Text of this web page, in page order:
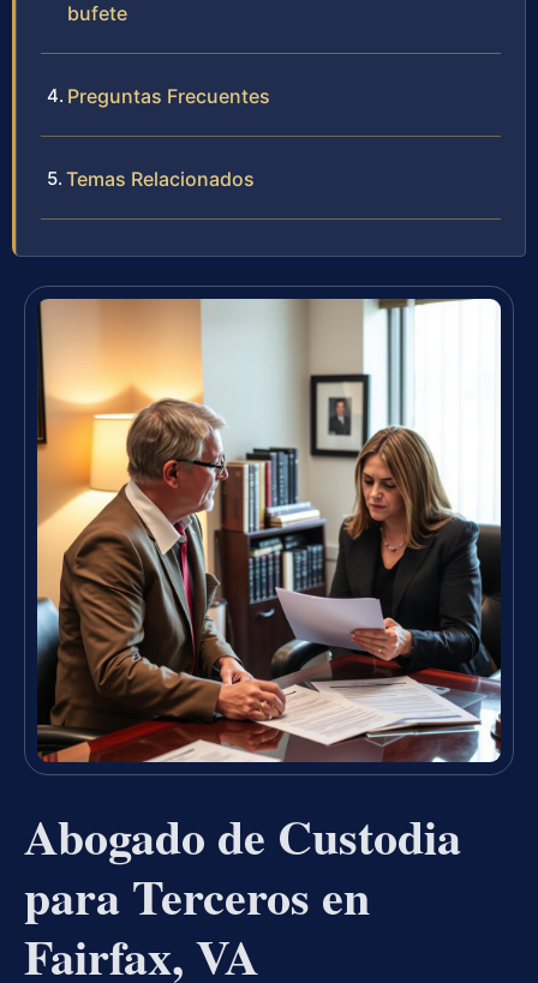
bufete
Preguntas Frecuentes
Temas Relacionados
Abogado de Custodia
para Terceros en
Fairfax, VA